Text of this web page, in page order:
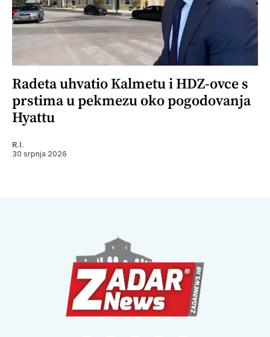
Radeta uhvatio Kalmetu i HDZ-ovce s
prstima u pekmezu oko pogodovanja
Hyattu
R.I.
30 srpnja 2026